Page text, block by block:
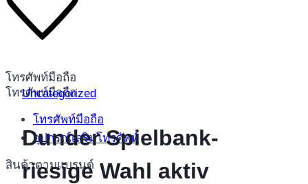
โทรศัพท์มือถือ
โทรศัพท์มือถือ
โทรศัพท์มือถือ
อุปกรณ์เสริมโทรศัพท์
สินค้าตามแบรนด์
Uncategorized
Dunder Spielbank-
riesige Wahl aktiv